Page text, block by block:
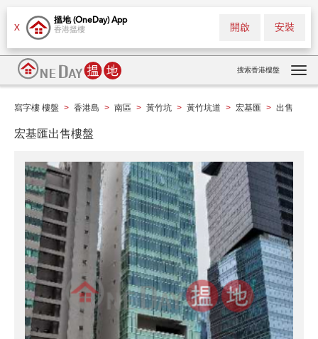
X
搵地 (OneDay) App
香港搵樓 安裝
開啟
搜索香港樓盤
寫字樓 樓盤 > 香港島 > 南區 > 黃竹坑 > 黃竹坑道 > 宏基匯 > 出售
宏基匯出售樓盤